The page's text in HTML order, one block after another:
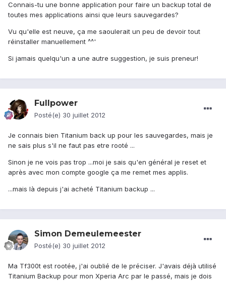
Connais-tu une bonne application pour faire un backup total de
toutes mes applications ainsi que leurs sauvegardes?
Vu qu'elle est neuve, ça me saoulerait un peu de devoir tout
réinstaller manuellement ^^'
Si jamais quelqu'un a une autre suggestion, je suis preneur!
Fullpower
Posté(e) 30 juillet 2012
Je connais bien Titanium back up pour les sauvegardes, mais je
ne sais plus s'il ne faut pas etre rooté ...
Sinon je ne vois pas trop ...moi je sais qu'en général je reset et
après avec mon compte google ça me remet mes applis.
...mais là depuis j'ai acheté Titanium backup ...
Simon Demeulemeester
Posté(e) 30 juillet 2012
Ma Tf300t est rootée, j'ai oublié de le préciser. J'avais déjà utilisé
Titanium Backup pour mon Xperia Arc par le passé, mais je dois